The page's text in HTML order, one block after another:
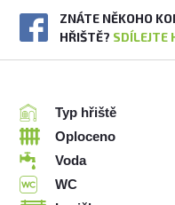
ZNÁTE NĚKOHO
HŘIŠTĚ? SDÍLEJTE
Typ hřiště
Oploceno
Voda
WC